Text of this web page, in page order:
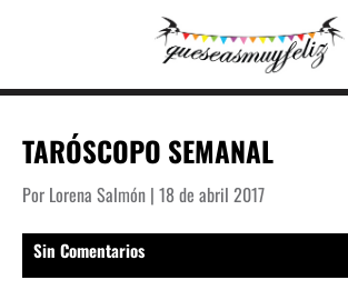
TARÓSCOPO SEMANAL
Por Lorena Salmón | 18 de abril 2017
Sin Comentarios